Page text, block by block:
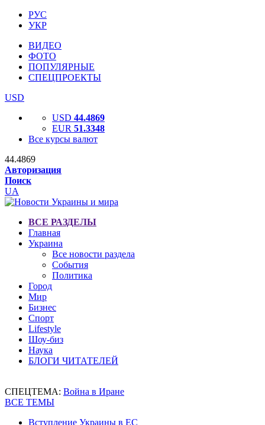
РУС
УКР
ВИДЕО
ФОТО
ПОПУЛЯРНЫЕ
СПЕЦПРОЕКТЫ
USD
USD 44.4869
EUR 51.3348
Все курсы валют
44.4869
Авторизация
Поиск
UA
ВСЕ РАЗДЕЛЫ
Главная
Украина
Все новости раздела
События
Политика
Город
Мир
Бизнес
Спорт
Lifestyle
Шоу-биз
Наука
БЛОГИ ЧИТАТЕЛЕЙ
СПЕЦТЕМА: Война в Иране
ВСЕ ТЕМЫ
Вступление Украины в ЕС